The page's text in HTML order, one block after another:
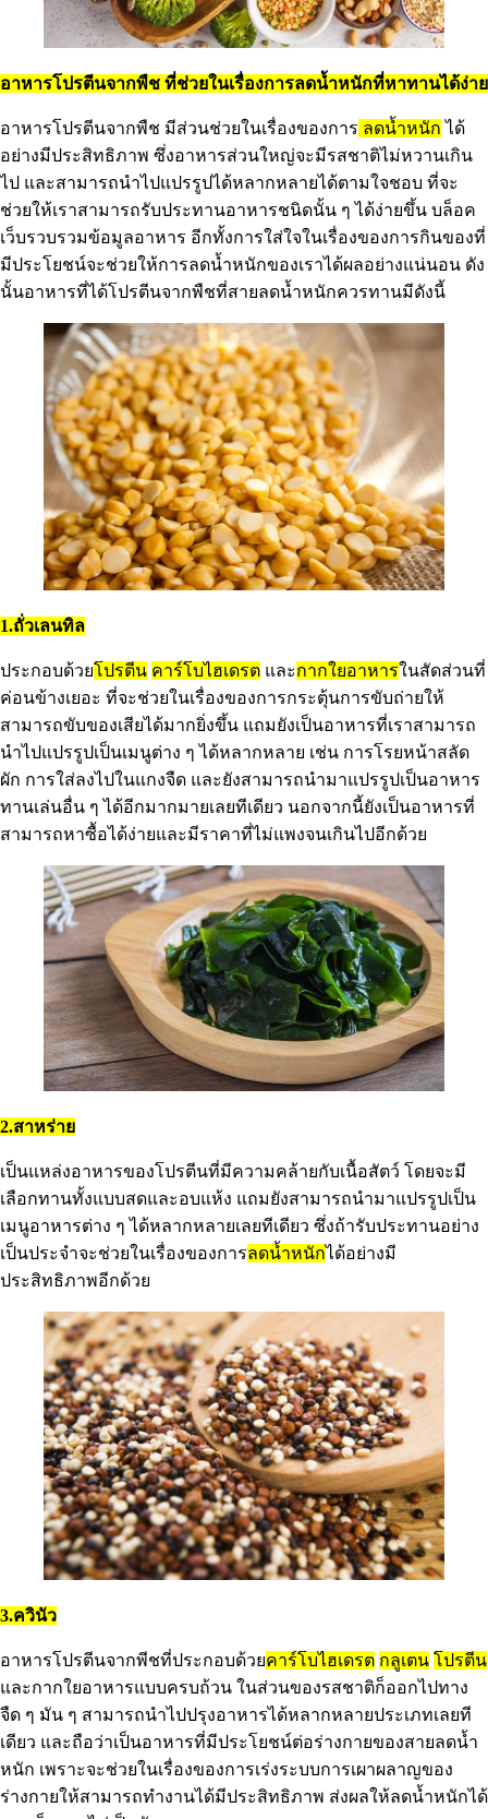
อาหารโปรตีนจากพืช ที่ช่วยในเรื่องการลดน้ำหนักที่หาทานได้ง่าย
อาหารโปรตีนจากพืช มีส่วนช่วยในเรื่องของการ ลดน้ำหนัก ได้
อย่างมีประสิทธิภาพ ซึ่งอาหารส่วนใหญ่จะมีรสชาติไม่หวานเกิน
ไป และสามารถนำไปแปรรูปได้หลากหลายได้ตามใจชอบ ที่จะ
ช่วยให้เราสามารถรับประทานอาหารชนิดนั้น ๆ ได้ง่ายขึ้น บล็อค
เว็บรวบรวมข้อมูลอาหาร อีกทั้งการใส่ใจในเรื่องของการกินของที่
มีประโยชน์จะช่วยให้การลดน้ำหนักของเราได้ผลอย่างแน่นอน ดัง
นั้นอาหารที่ได้โปรตีนจากพืชที่สายลดน้ำหนักควรทานมีดังนี้
1.ถั่วเลนทิล
ประกอบด้วยโปรตีน คาร์โบไฮเดรต และกากใยอาหารในสัดส่วนที่
ค่อนข้างเยอะ ที่จะช่วยในเรื่องของการกระตุ้นการขับถ่ายให้
สามารถขับของเสียได้มากยิ่งขึ้น แถมยังเป็นอาหารที่เราสามารถ
นำไปแปรรูปเป็นเมนูต่าง ๆ ได้หลากหลาย เช่น การโรยหน้าสลัด
ผัก การใส่ลงไปในแกงจืด และยังสามารถนำมาแปรรูปเป็นอาหาร
ทานเล่นอื่น ๆ ได้อีกมากมายเลยทีเดียว นอกจากนี้ยังเป็นอาหารที่
สามารถหาซื้อได้ง่ายและมีราคาที่ไม่แพงจนเกินไปอีกด้วย
2.สาหร่าย
เป็นแหล่งอาหารของโปรตีนที่มีความคล้ายกับเนื้อสัตว์ โดยจะมี
เลือกทานทั้งแบบสดและอบแห้ง แถมยังสามารถนำมาแปรรูปเป็น
เมนูอาหารต่าง ๆ ได้หลากหลายเลยทีเดียว ซึ่งถ้ารับประทานอย่าง
เป็นประจำจะช่วยในเรื่องของการลดน้ำหนักได้อย่างมี
ประสิทธิภาพอีกด้วย
3.ควินัว
อาหารโปรตีนจากพีชที่ประกอบด้วยคาร์โบไฮเดรต กลูเตน โปรตีน
และกากใยอาหารแบบครบถ้วน ในส่วนของรสชาติก็ออกไปทาง
จืด ๆ มัน ๆ สามารถนำไปปรุงอาหารได้หลากหลายประเภทเลยที
เดียว และถือว่าเป็นอาหารที่มีประโยชน์ต่อร่างกายของสายลดน้ำ
หนัก เพราะจะช่วยในเรื่องของการเร่งระบบการเผาผลาญของ
ร่างกายให้สามารถทำงานได้มีประสิทธิภาพ ส่งผลให้ลดน้ำหนักได้